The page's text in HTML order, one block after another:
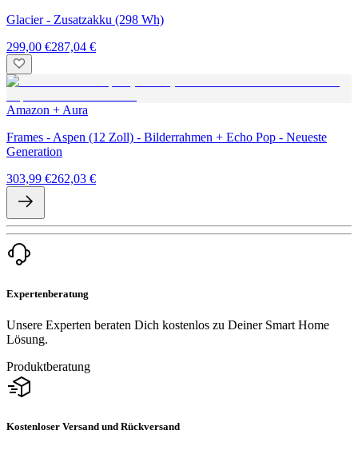
Glacier - Zusatzakku (298 Wh)
299,00 €287,04 €
Amazon + Aura
Frames - Aspen (12 Zoll) - Bilderrahmen + Echo Pop - Neueste
Generation
303,99 €262,03 €
Expertenberatung
Unsere Experten beraten Dich kostenlos zu Deiner Smart Home
Lösung.
Produktberatung
Kostenloser Versand und Rückversand